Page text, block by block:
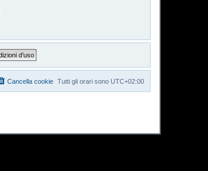
Tutti gli orari sono UTC+02:00
Cancella cookie